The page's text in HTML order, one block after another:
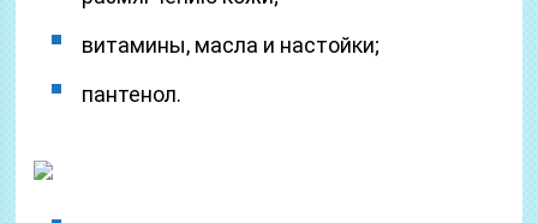
витамины, масла и настойки;
пантенол.